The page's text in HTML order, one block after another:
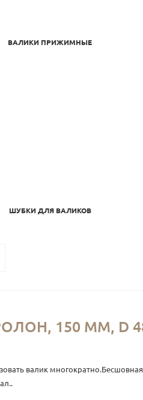
ВАЛИКИ ПРИЖИМНЫЕ
ШУБКИ ДЛЯ ВАЛИКОВ
150 ММ, D
валик